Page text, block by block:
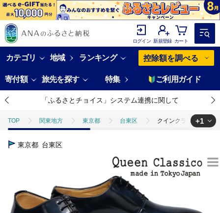
ログイン 新規登録 カート
カテゴリ 地域 ランキング 控除額を調べる
寄付額 旅先を探す 特集 ご利用ガイド
「ふるさとチョイス」システム連携に関して
TOP 関東地方 東京都 台東区 クインクラシコ 革靴
TOP
+1
東京都 台東区